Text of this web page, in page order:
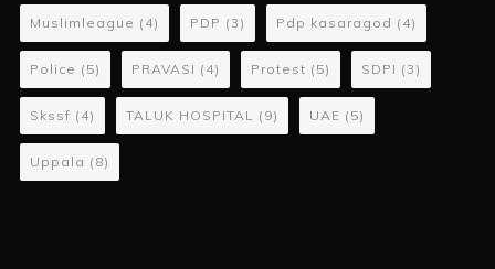
Muslimleague (4) PDP (3) Pdp kasaragod (4)
Police (5) PRAVASI (4) Protest (5) SDPI (3)
Skssf (4) TALUK HOSPITAL (9) UAE (5)
Uppala (8)